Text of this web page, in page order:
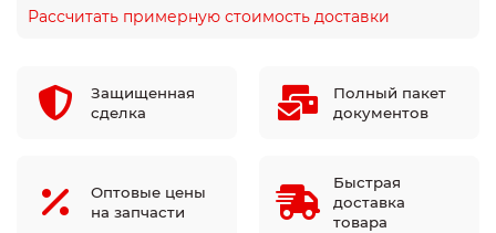
Рассчитать примерную стоимость доставки
Защищенная
сделка
Полный пакет
документов
Оптовые цены
на запчасти
Быстрая
доставка
товара